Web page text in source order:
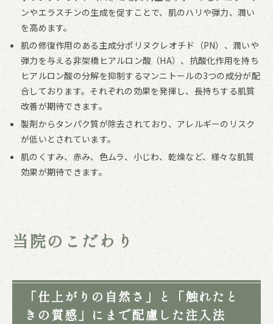
ンやエラスチンの生成を促すことで、肌のハリや弾力、潤い
を高めます。
肌の修復作用のある主成分ポリヌクレオチド（PN）、潤いや
弾力を与える非架橋ヒアルロン酸（HA）、抗酸化作用を持ち
ヒアルロン酸の分解を抑制するマンニトールの3つの成分が配
合しております。それぞれの効果を発揮し、長持ちする肌質
改善が期待できます。
製剤からタンパク質が除去されており、アレルギーのリスク
が低いとされています。
肌のくすみ、赤み、色ムラ、小じわ、乾燥など、様々な肌質
効果が期待できます。
当院のこだわり
「仕上がりの自然さ」と「触れたと
きの質感」にまで配慮した注入法